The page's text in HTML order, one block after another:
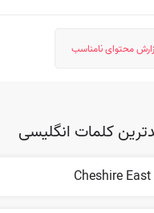
محتوای نامناسب
کلمات انگلیسی